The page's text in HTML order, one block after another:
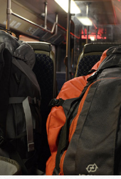
SU
CASA